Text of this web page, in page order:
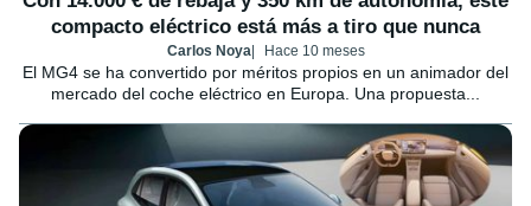
compacto eléctrico está más a tiro que nunca
Carlos Noya Hace 10 meses
El MG4 se ha convertido por méritos propios en un animador del
mercado del coche eléctrico en Europa. Una propuesta...